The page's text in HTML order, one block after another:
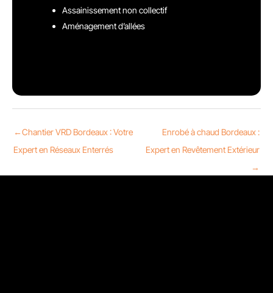
Assainissement non collectif
Aménagement d’allées
←Chantier VRD Bordeaux : Votre
Expert en Réseaux Enterrés
Enrobé à chaud Bordeaux :
Expert en Revêtement Extérieur
→